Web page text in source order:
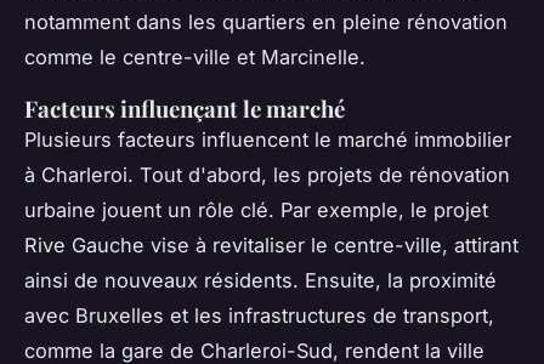
notamment dans les quartiers en pleine rénovation
comme le centre-ville et Marcinelle.
Facteurs influençant le marché
Plusieurs facteurs influencent le marché immobilier
à Charleroi. Tout d'abord, les projets de rénovation
urbaine jouent un rôle clé. Par exemple, le projet
Rive Gauche vise à revitaliser le centre-ville, attirant
ainsi de nouveaux résidents. Ensuite, la proximité
avec Bruxelles et les infrastructures de transport,
comme la gare de Charleroi-Sud, rendent la ville